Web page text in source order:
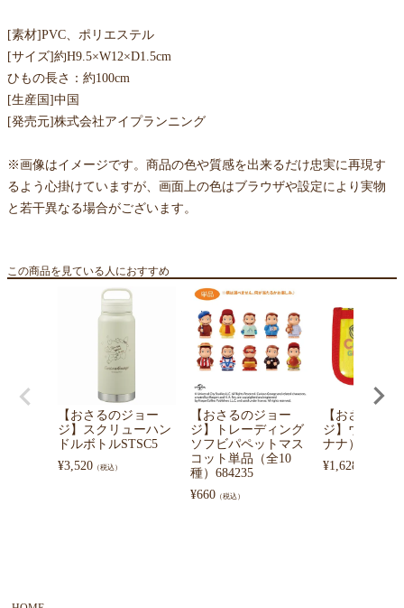
[素材]PVC、ポリエステル
[サイズ]約H9.5×W12×D1.5cm
ひもの長さ：約100cm
[生産国]中国
[発売元]株式会社アイプランニング
※画像はイメージです。商品の色や質感を出来るだけ忠実に再現す
るよう心掛けていますが、画面上の色はブラウザや設定により実物
と若干異なる場合がございます。
この商品を見ている人におすすめ
【おさるのジョー
ジ】スクリューハン
ドルボトルSTSC5
¥3,520 （税込）
【おさるのジョー
ジ】トレーディング
ソフビパペットマス
コット単品（全10
種）684235
¥660 （税込）
【おさるのジ
ジ】ウォレッ
ナナ）K3058A
¥1,628